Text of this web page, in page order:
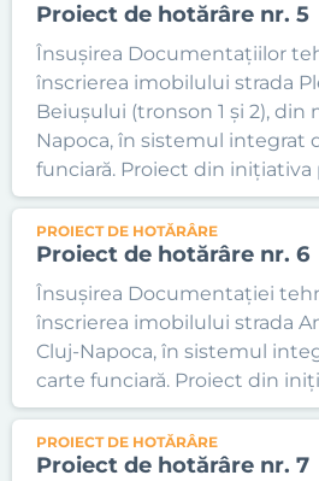
Proiect de hotărâre nr. 5
Însușirea Documentațiilor
înscrierea imobilului strada
Beiușului (tronson 1 și 2), din
Napoca, în sistemul integrat
funciară. Proiect din inițiativa
PROIECT DE HOTĂRÂRE
Proiect de hotărâre nr. 6
Însușirea Documentației
înscrierea imobilului strada
Cluj-Napoca, în sistemul
carte funciară. Proiect din
PROIECT DE HOTĂRÂRE
Proiect de hotărâre nr. 7